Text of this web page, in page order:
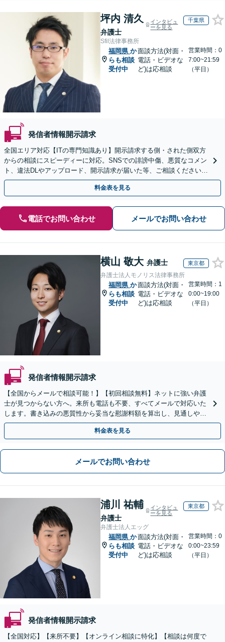
坪内 清久
弁護士
インタビュ
ーを見る
千葉県
Sfil法律事務所
福岡県 か
らも相談
受付中
面談方法(対面・
電話・ビデオな
ど)は応相談
営業時間：0
7:00~21:59
（平日）
発信者情報開示請求
全国エリア対応【ITの専門知識あり】開示請求する側・された側双方
からの相談にスピーディーに対応。SNSでの誹謗中傷、悪質なコメン
ト、違法DLやアップロード、開示請求が届いた等、ご相談ください
【WEB面談OK&解決実績豊富】【千葉中央駅4分】
料金表を見る
電話でお問い合わせ メールでお問い合わせ
横山 敬大 弁護士 東京都
弁護士法人モノリス法律事務所
福岡県 か
らも相談
受付中
面談方法(対面・
電話・ビデオな
ど)は応相談
営業時間：1
0:00~19:00
（平日）
発信者情報開示請求
【全国からメールで相談可能！】【初回相談無料】ネットに強い弁護
士が見つからない方へ。来所も電話も不要、すべてメールで対応いた
します。書き込みの悪質性から妥当な慰謝料額を算出し、見通しや費
用面のリスクも包み隠さずお伝えしサポートします。
料金表を見る
メールでお問い合わせ
浦川 祐輔
弁護士
インタビュ
ーを見る
東京都
弁護士法人エッグ
福岡県 か
らも相談
受付中
面談方法(対面・
電話・ビデオな
ど)は応相談
営業時間：0
0:00~23:59
（平日）
発信者情報開示請求
【全国対応】【来所不要】【オンライン相談に特化】【相談は何度で